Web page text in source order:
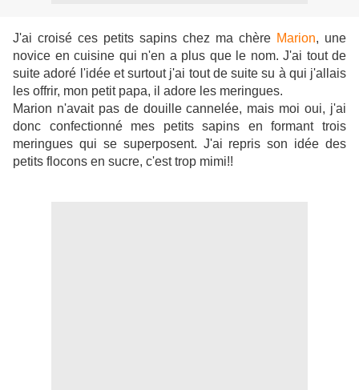
J'ai croisé ces petits sapins chez ma chère Marion, une
novice en cuisine qui n'en a plus que le nom. J'ai tout de
suite adoré l'idée et surtout j'ai tout de suite su à qui j'allais
les offrir, mon petit papa, il adore les meringues.
Marion n'avait pas de douille cannelée, mais moi oui, j'ai
donc confectionné mes petits sapins en formant trois
meringues qui se superposent. J'ai repris son idée des
petits flocons en sucre, c'est trop mimi!!